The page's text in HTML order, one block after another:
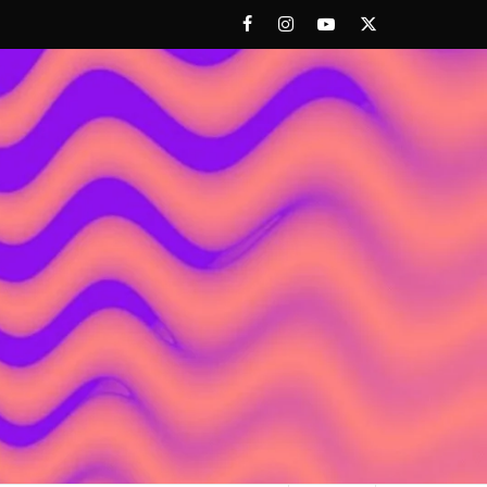
FacebookInstagramYoutubeTwitter